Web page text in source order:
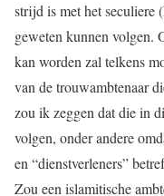
strijd is met het seculiere
geweten kunnen volgen.
kan worden zal telkens
van de trouwambtenaar
zou ik zeggen dat die in
volgen, onder andere
en “dienstverleners”
Zou een islamitische